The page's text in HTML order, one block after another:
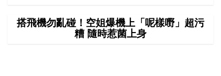
搭飛機勿亂碰！空姐爆機上「呢樣嘢」超污
糟 隨時惹菌上身